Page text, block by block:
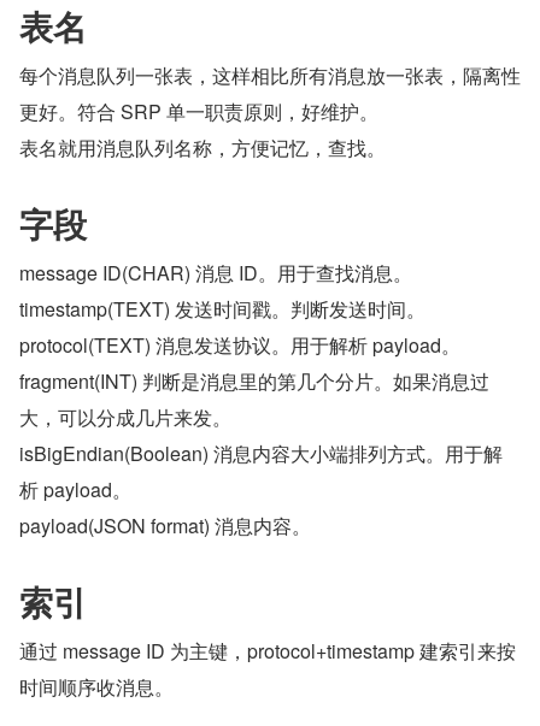
表名
每个消息队列一张表，这样相比所有消息放一张表，隔离性
更好。符合 SRP 单一职责原则，好维护。
表名就用消息队列名称，方便记忆，查找。
字段
message ID(CHAR) 消息 ID。用于查找消息。
timestamp(TEXT) 发送时间戳。判断发送时间。
protocol(TEXT) 消息发送协议。用于解析 payload。
fragment(INT) 判断是消息里的第几个分片。如果消息过
大，可以分成几片来发。
isBigEndian(Boolean) 消息内容大小端排列方式。用于解
析 payload。
payload(JSON format) 消息内容。
索引
通过 message ID 为主键，protocol+timestamp 建索引来按
时间顺序收消息。